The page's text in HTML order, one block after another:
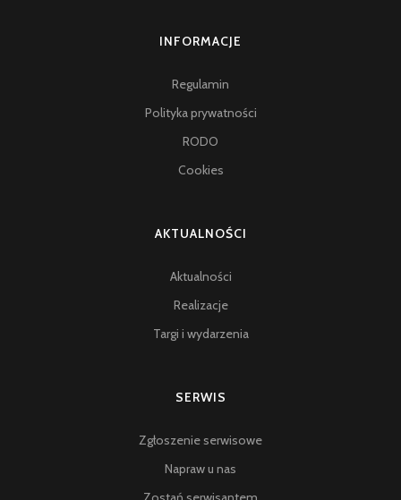
INFORMACJE
Regulamin
Polityka prywatności
RODO
Cookies
AKTUALNOŚCI
Aktualności
Realizacje
Targi i wydarzenia
SERWIS
Zgłoszenie serwisowe
Napraw u nas